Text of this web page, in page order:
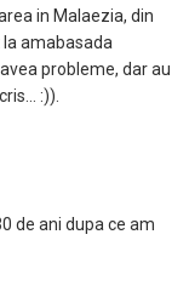
in Malaezia, din
amabasada
probleme, dar au
:)).
de ani dupa ce am